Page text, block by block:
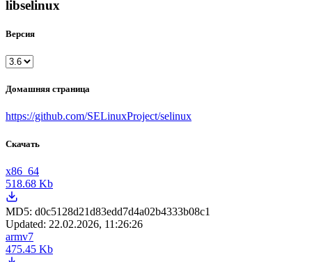
libselinux
Версия
Домашняя страница
https://github.com/SELinuxProject/selinux
Скачать
x86_64
518.68 Kb
MD5: d0c5128d21d83edd7d4a02b4333b08c1
Updated: 22.02.2026, 11:26:26
armv7
475.45 Kb